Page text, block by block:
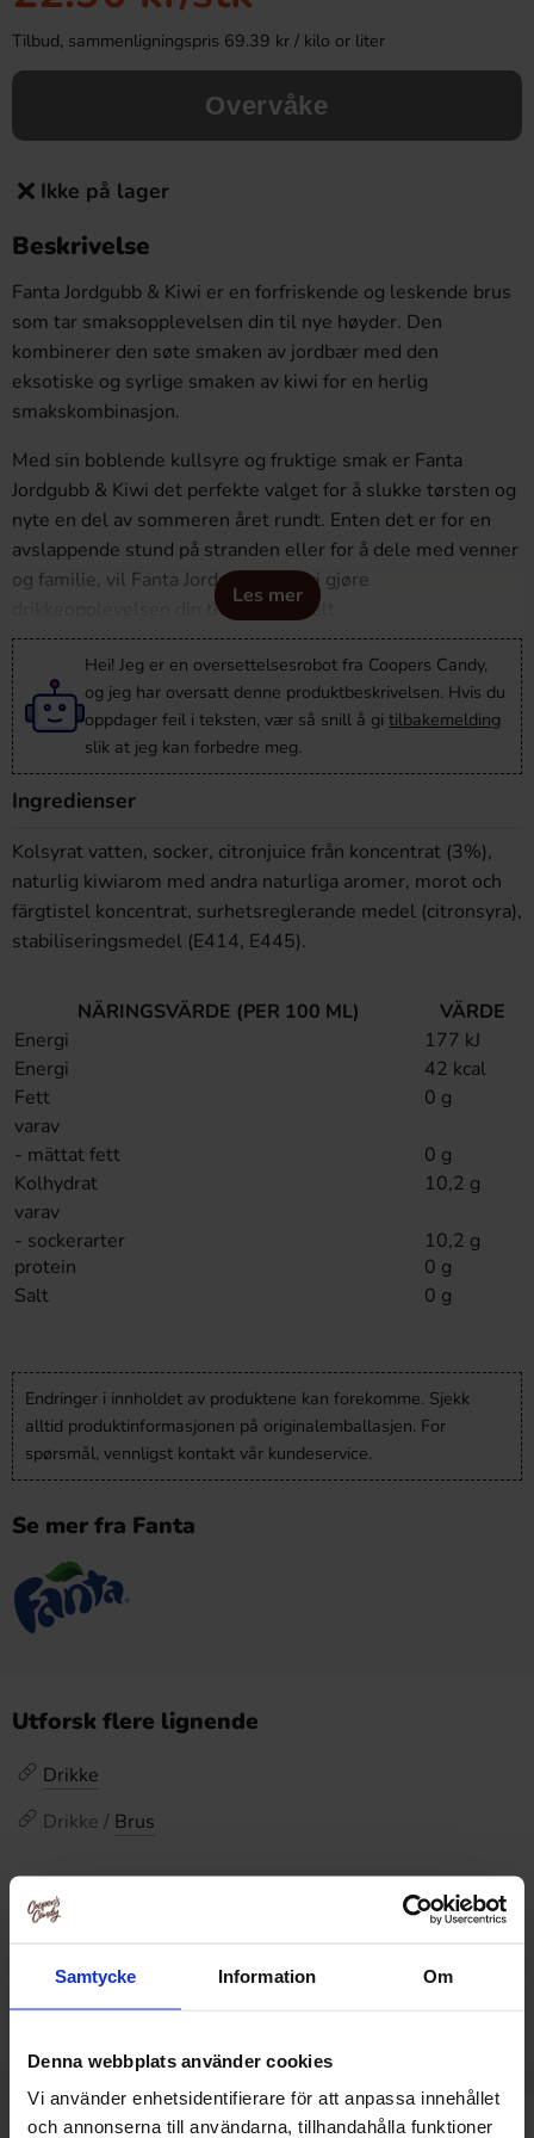
Samtycke Information Om
Denna webbplats använder cookies
Vi använder enhetsidentifierare för att anpassa innehållet
och annonserna till användarna, tillhandahålla funktioner
Tilbud, sammenligningspris 69.39 kr / kilo or liter
Overvåke
Ikke på lager
Beskrivelse
Fanta Jordgubb & Kiwi er en forfriskende og leskende brus
som tar smaksopplevelsen din til nye høyder. Den
kombinerer den søte smaken av jordbær med den
eksotiske og syrlige smaken av kiwi for en herlig
smakskombinasjon.
Med sin boblende kullsyre og fruktige smak er Fanta
Jordgubb & Kiwi det perfekte valget for å slukke tørsten og
nyte en del av sommeren året rundt. Enten det er for en
avslappende stund på stranden eller for å dele med venner
og familie, vil Fanta Jordgubb & Kiwi gjøre
drikkeopplevelsen din til noe spesielt.
Les mer
Hei! Jeg er en oversettelsesrobot fra Coopers Candy,
og jeg har oversatt denne produktbeskrivelsen. Hvis du
oppdager feil i teksten, vær så snill å gi tilbakemelding
slik at jeg kan forbedre meg.
Ingredienser
Kolsyrat vatten, socker, citronjuice från koncentrat (3%),
naturlig kiwiarom med andra naturliga aromer, morot och
färgtistel koncentrat, surhetsreglerande medel (citronsyra),
stabiliseringsmedel (E414, E445).
NÄRINGSVÄRDE (PER 100 ML)
VÄRDE
Energi
177 kJ
Energi
42 kcal
Fett
0 g
varav
- mättat fett
0 g
Kolhydrat
10,2 g
varav
- sockerarter
protein
10,2 g
0 g
Salt
0 g
Endringer i innholdet av produktene kan forekomme. Sjekk
alltid produktinformasjonen på originalemballasjen. For
spørsmål, vennligst kontakt vår kundeservice.
Se mer fra Fanta
Utforsk flere lignende
Drikke
Drikke / Brus
Omtaler
Dette produktet har ingen anmeldelser
Prishistorikk